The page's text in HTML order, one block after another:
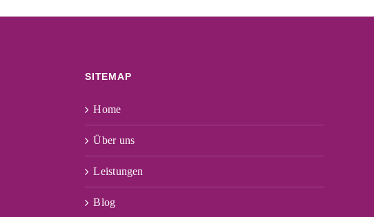
SITEMAP
Home
Über uns
Leistungen
Blog